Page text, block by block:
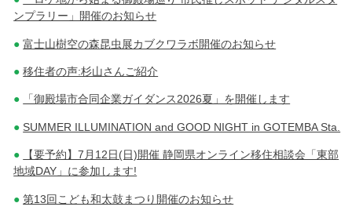
ゲ
シ
ョ
ン
ンプラリー」開催のお知らせ
富士山樹空の森昆虫展カブクワラボ開催のお知らせ
移住者の声:杉山さんご紹介
「御殿場市合同企業ガイダンス2026夏」を開催します
SUMMER ILLUMINATION and GOOD NIGHT in GOTEMBA Sta.
【要予約】7月12日(日)開催 静岡県オンライン移住相談会「東部
地域DAY」に参加します!
第13回こども和太鼓まつり開催のお知らせ